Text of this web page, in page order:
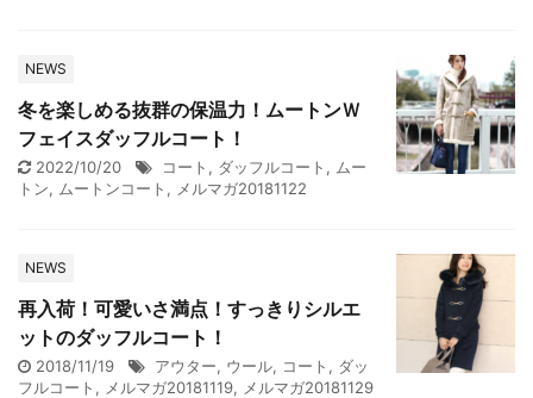
NEWS
冬を楽しめる抜群の保温力！ムートンＷ
フェイスダッフルコート！
2022/10/20 コート , ダッフルコート , ムー
トン, ムートンコート , メルマガ20181122
NEWS
再入荷！可愛いさ満点！すっきりシルエ
ットのダッフルコート！
2018/11/19 アウター, ウール, コート , ダッ
フルコート , メルマガ20181119, メルマガ20181129